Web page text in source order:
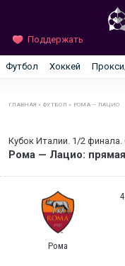
Поддержать
Футбол Хоккей
ГЛАВНАЯ »ФУТБОЛ » РОМА — ЛАЦИО
Кубок Италии. 1/2
Рома — Лацио:
Рома